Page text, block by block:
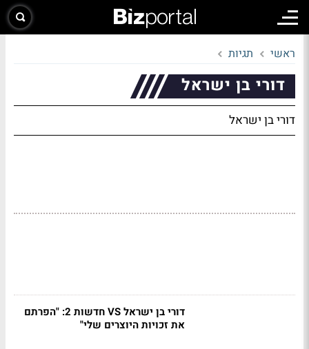
ראשי תגיות
דורי בן ישראל
דורי בן ישראל
דורי בן ישראל VS חדשות 2: "הפרתם
את זכויות היוצרים שלי"